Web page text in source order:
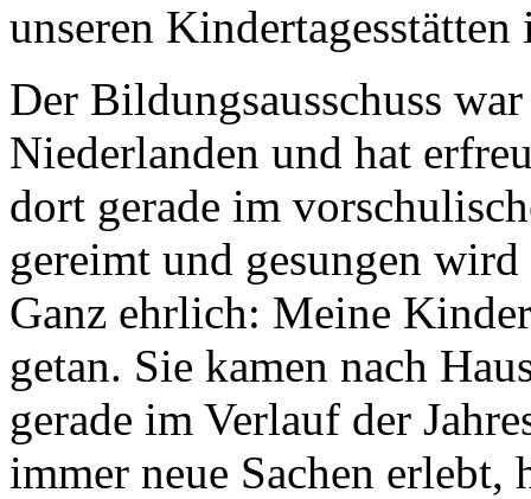
unseren
Der Bildungsausschuss
Niederlanden und hat
dort gerade im
gereimt und gesungen
Ganz ehrlich: Meine
getan. Sie kamen nach
gerade im Verlauf der
immer neue Sachen